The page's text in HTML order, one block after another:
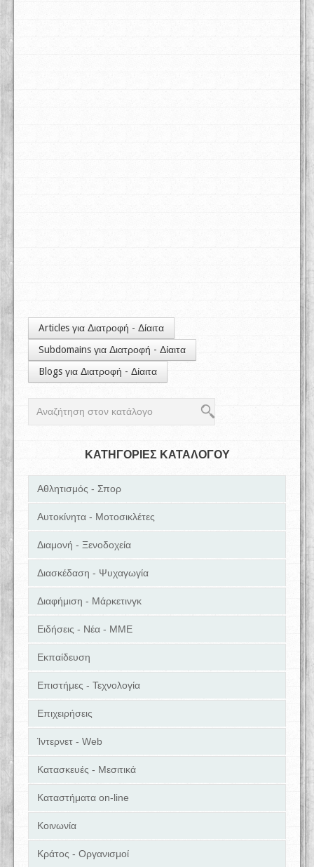
Articles για Διατροφή - Δίαιτα
Subdomains για Διατροφή - Δίαιτα
Blogs για Διατροφή - Δίαιτα
ΚΑΤΗΓΟΡΙΕΣ ΚΑΤΑΛΟΓΟΥ
Αθλητισμός - Σπορ
Αυτοκίνητα - Μοτοσικλέτες
Διαμονή - Ξενοδοχεία
Διασκέδαση - Ψυχαγωγία
Διαφήμιση - Μάρκετινγκ
Ειδήσεις - Νέα - ΜΜΕ
Εκπαίδευση
Επιστήμες - Τεχνολογία
Επιχειρήσεις
Ίντερνετ - Web
Κατασκευές - Μεσιτικά
Καταστήματα on-line
Κοινωνία
Κράτος - Οργανισμοί